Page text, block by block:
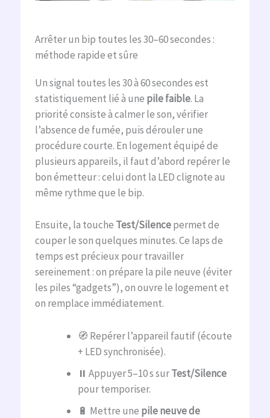
Arrêter un bip toutes les 30–60 secondes :
méthode rapide et sûre
Un signal toutes les 30 à 60 secondes est
statistiquement lié à une pile faible. La
priorité consiste à calmer le son, vérifier
l’absence de fumée, puis dérouler une
procédure courte. En logement équipé de
plusieurs appareils, il faut d’abord repérer le
bon émetteur : celui dont la LED clignote au
même rythme que le bip.
Ensuite, la touche Test/Silencepermet de
couper le son quelques minutes. Ce laps de
temps est précieux pour travailler
sereinement : on prépare la pile neuve (éviter
les piles “gadgets”), on ouvre le logement et
on remplace immédiatement.
🧭 Repérer l’appareil fautif (écoute
+ LED synchronisée).
⏸️ Appuyer 5–10 s surTest/Silence
pour temporiser.
🔋 Mettre une pile neuve de